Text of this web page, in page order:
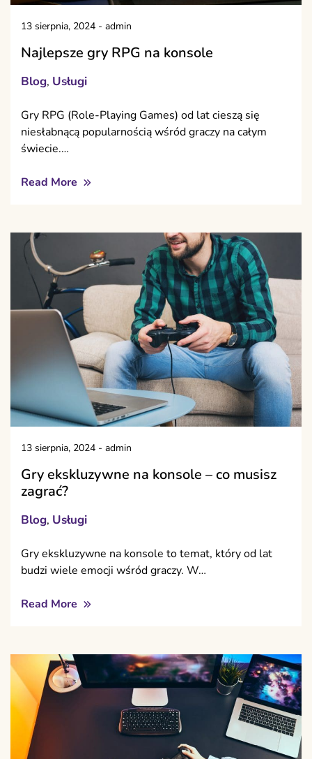
13 sierpnia, 2024 - admin
Najlepsze gry RPG na konsole
Blog, Usługi
Gry RPG (Role-Playing Games) od lat cieszą się
niesłabnącą popularnością wśród graczy na całym
świecie.…
Read More
13 sierpnia, 2024 - admin
Gry ekskluzywne na konsole – co musisz
zagrać?
Blog, Usługi
Gry ekskluzywne na konsole to temat, który od lat
budzi wiele emocji wśród graczy. W…
Read More